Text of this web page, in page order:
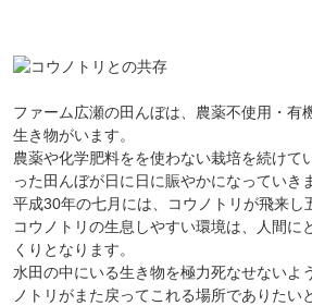
ファーム広瀬の田んぼは、農薬不使用・有
生き物がいます。
農薬や化学肥料をを使わない栽培を続けて
った田んぼが日に日に賑やかになっていき
平成30年の七月には、コウノトリが飛来し
コウノトリの生息しやすい環境は、人間に
くりとなります。
水田の中にいる生き物を極力死なせないよ
ノトリがまた戻ってこれる場所でありたい